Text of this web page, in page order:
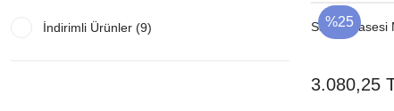
İndirimli Ürünler (9) %25
Salata Kasesi
3.080,25